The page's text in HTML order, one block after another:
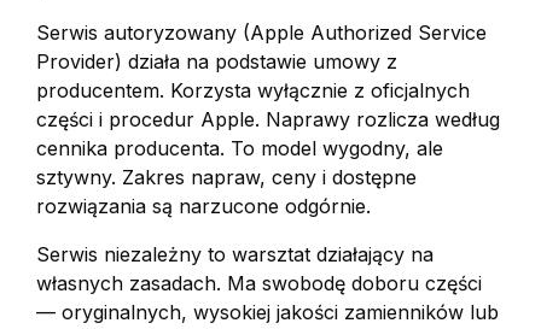
Serwis autoryzowany (Apple Authorized Service
Provider) działa na podstawie umowy z
producentem. Korzysta wyłącznie z oficjalnych
części i procedur Apple. Naprawy rozlicza według
cennika producenta. To model wygodny, ale
sztywny. Zakres napraw, ceny i dostępne
rozwiązania są narzucone odgórnie.
Serwis niezależny to warsztat działający na
własnych zasadach. Ma swobodę doboru części
— oryginalnych, wysokiej jakości zamienników lub